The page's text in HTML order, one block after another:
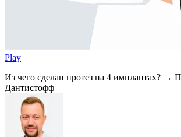
Play
Из чего сделан протез на 4 имплантах? →
Дантистофф